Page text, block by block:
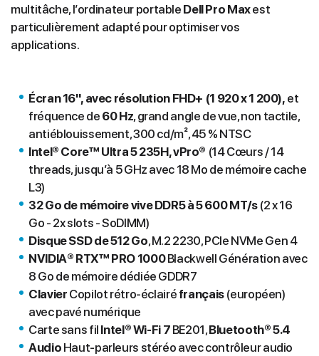
multitâche, l’ordinateur portable Dell Pro Maxest
particulièrement adapté pour optimiser vos
applications.
Écran 16'', avec résolution FHD+ (1 920 x 1 200), et
fréquence de 60 Hz, grand angle de vue, non tactile,
antiéblouissement, 300 cd/m², 45 % NTSC
Intel® Core™ Ultra 5 235H, vPro® (14 Cœurs / 14
threads, jusqu’à 5 GHz avec 18 Mo de mémoire cache
L3)
32 Go de mémoire vive DDR5 à 5 600 MT/s(2 x 16
Go - 2x slots - SoDIMM)
Disque SSD de 512 Go, M.2 2230, PCIe NVMe Gen 4
NVIDIA® RTX™ PRO 1000Blackwell Génération avec
8 Go de mémoire dédiée GDDR7
Clavier Copilot rétro-éclairé français(européen)
avec pavé numérique
Carte sans fil Intel® Wi-Fi 7 BE201,Bluetooth® 5.4
Audio Haut-parleurs stéréo avec contrôleur audio